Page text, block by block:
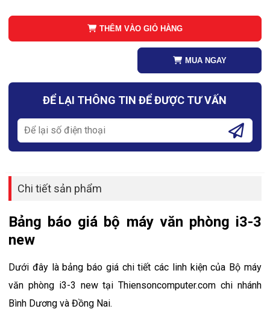
THÊM VÀO GIỎ HÀNG
MUA NGAY
ĐỂ LẠI THÔNG TIN ĐỂ ĐƯỢC TƯ VẤN
Chi tiết sản phẩm
Bảng báo giá bộ máy văn phòng i3-3
new
Dưới đây là bảng báo giá chi tiết các linh kiện của Bộ máy
văn phòng i3-3 new tại Thiensoncomputer.com chi nhánh
Bình Dương và Đồng Nai.